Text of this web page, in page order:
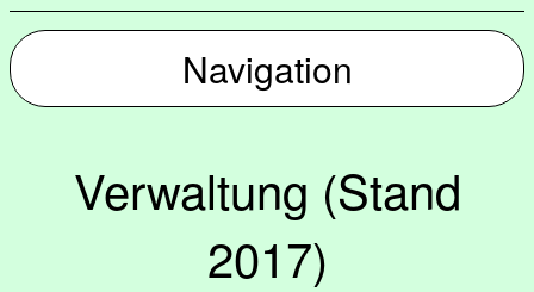
Navigation
Verwaltung (Stand
2017)